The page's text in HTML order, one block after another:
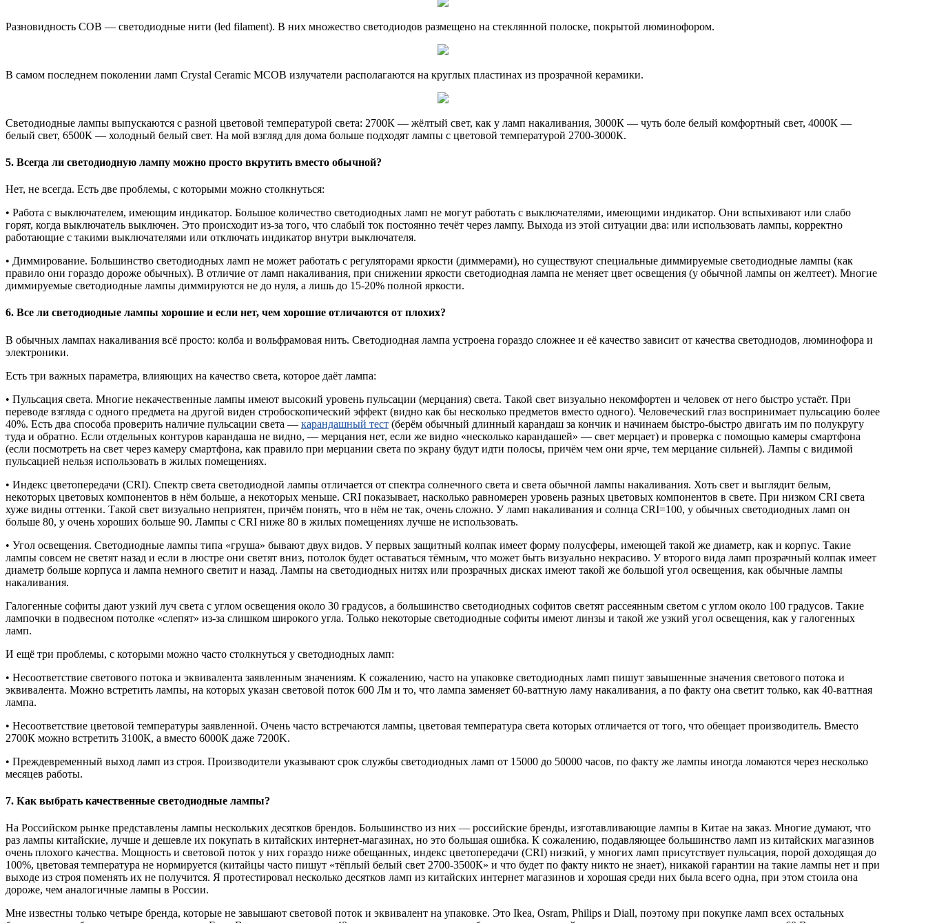
Разновидность COB — светодиодные нити (led filament). В них множество светодиодов размещено на стеклянной полоске, покрытой люминофором.
В самом последнем поколении ламп Crystal Ceramic MCOB излучатели располагаются на круглых пластинах из прозрачной керамики.
Светодиодные лампы выпускаются с разной цветовой температурой света: 2700К — жёлтый свет, как у ламп накаливания, 3000К — чуть боле белый комфортный свет, 4000К —
белый свет, 6500К — холодный белый свет. На мой взгляд для дома больше подходят лампы с цветовой температурой 2700-3000К.
5. Всегда ли светодиодную лампу можно просто вкрутить вместо обычной?
Нет, не всегда. Есть две проблемы, с которыми можно столкнуться:
• Работа с выключателем, имеющим индикатор. Большое количество светодиодных ламп не могут работать с выключателями, имеющими индикатор. Они вспыхивают или слабо
горят, когда выключатель выключен. Это происходит из-за того, что слабый ток постоянно течёт через лампу. Выхода из этой ситуации два: или использовать лампы, корректно
работающие с такими выключателями или отключать индикатор внутри выключателя.
• Диммирование. Большинство светодиодных ламп не может работать с регуляторами яркости (диммерами), но существуют специальные диммируемые светодиодные лампы (как
правило они гораздо дороже обычных). В отличие от ламп накаливания, при снижении яркости светодиодная лампа не меняет цвет освещения (у обычной лампы он желтеет). Многие
диммируемые светодиодные лампы диммируются не до нуля, а лишь до 15-20% полной яркости.
6. Все ли светодиодные лампы хорошие и если нет, чем хорошие отличаются от плохих?
В обычных лампах накаливания всё просто: колба и вольфрамовая нить. Светодиодная лампа устроена гораздо сложнее и её качество зависит от качества светодиодов, люминофора и
электроники.
Есть три важных параметра, влияющих на качество света, которое даёт лампа:
• Пульсация света. Многие некачественные лампы имеют высокий уровень пульсации (мерцания) света. Такой свет визуально некомфортен и человек от него быстро устаёт. При
переводе взгляда с одного предмета на другой виден стробоскопический эффект (видно как бы несколько предметов вместо одного). Человеческий глаз воспринимает пульсацию более
40%. Есть два способа проверить наличие пульсации света — карандашный тест (берём обычный длинный карандаш за кончик и начинаем быстро-быстро двигать им по полукругу
туда и обратно. Если отдельных контуров карандаша не видно, — мерцания нет, если же видно «несколько карандашей» — свет мерцает) и проверка с помощью камеры смартфона
(если посмотреть на свет через камеру смартфона, как правило при мерцании света по экрану будут идти полосы, причём чем они ярче, тем мерцание сильней). Лампы с видимой
пульсацией нельзя использовать в жилых помещениях.
• Индекс цветопередачи (CRI). Спектр света светодиодной лампы отличается от спектра солнечного света и света обычной лампы накаливания. Хоть свет и выглядит белым,
некоторых цветовых компонентов в нём больше, а некоторых меньше. CRI показывает, насколько равномерен уровень разных цветовых компонентов в свете. При низком CRI света
хуже видны оттенки. Такой свет визуально неприятен, причём понять, что в нём не так, очень сложно. У ламп накаливания и солнца CRI=100, у обычных светодиодных ламп он
больше 80, у очень хороших больше 90. Лампы с CRI ниже 80 в жилых помещениях лучше не использовать.
• Угол освещения. Светодиодные лампы типа «груша» бывают двух видов. У первых защитный колпак имеет форму полусферы, имеющей такой же диаметр, как и корпус. Такие
лампы совсем не светят назад и если в люстре они светят вниз, потолок будет оставаться тёмным, что может быть визуально некрасиво. У второго вида ламп прозрачный колпак имеет
диаметр больше корпуса и лампа немного светит и назад. Лампы на светодиодных нитях или прозрачных дисках имеют такой же большой угол освещения, как обычные лампы
накаливания.
Галогенные софиты дают узкий луч света с углом освещения около 30 градусов, а большинство светодиодных софитов светят рассеянным светом с углом около 100 градусов. Такие
лампочки в подвесном потолке «слепят» из-за слишком широкого угла. Только некоторые светодиодные софиты имеют линзы и такой же узкий угол освещения, как у галогенных
ламп.
И ещё три проблемы, с которыми можно часто столкнуться у светодиодных ламп:
• Несоответствие светового потока и эквивалента заявленным значениям. К сожалению, часто на упаковке светодиодных ламп пишут завышенные значения светового потока и
эквивалента. Можно встретить лампы, на которых указан световой поток 600 Лм и то, что лампа заменяет 60-ваттную ламу накаливания, а по факту она светит только, как 40-ваттная
лампа.
• Несоответствие цветовой температуры заявленной. Очень часто встречаются лампы, цветовая температура света которых отличается от того, что обещает производитель. Вместо
2700К можно встретить 3100К, а вместо 6000К даже 7200K.
• Преждевременный выход ламп из строя. Производители указывают срок службы светодиодных ламп от 15000 до 50000 часов, по факту же лампы иногда ломаются через несколько
месяцев работы.
7. Как выбрать качественные светодиодные лампы?
На Российском рынке представлены лампы нескольких десятков брендов. Большинство из них — российские бренды, изготавливающие лампы в Китае на заказ. Многие думают, что
раз лампы китайские, лучше и дешевле их покупать в китайских интернет-магазинах, но это большая ошибка. К сожалению, подавляющее большинство ламп из китайских магазинов
очень плохого качества. Мощность и световой поток у них гораздо ниже обещанных, индекс цветопередачи (CRI) низкий, у многих ламп присутствует пульсация, порой доходящая до
100%, цветовая температура не нормируется (китайцы часто пишут «тёплый белый свет 2700-3500К» и что будет по факту никто не знает), никакой гарантии на такие лампы нет и при
выходе из строя поменять их не получится. Я протестировал несколько десятков ламп из китайских интернет магазинов и хорошая среди них была всего одна, при этом стоила она
дороже, чем аналогичные лампы в России.
Мне известны только четыре бренда, которые не завышают световой поток и эквивалент на упаковке. Это Ikea, Osram, Philips и Diall, поэтому при покупке ламп всех остальных